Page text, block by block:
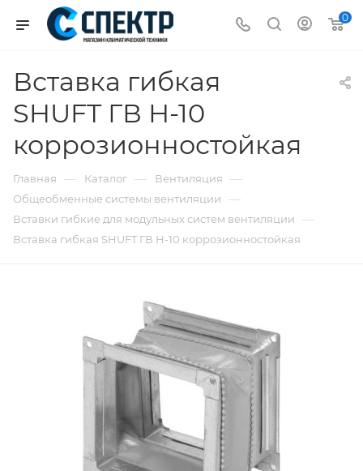
0
Вставка гибкая
SHUFT ГВ Н-10
коррозионностойкая
Главная — Каталог — Вентиляция —
Общеобменные системы вентиляции —
Вставки гибкие для модульных систем вентиляции —
Вставка гибкая SHUFT ГВ Н-10 коррозионностойкая